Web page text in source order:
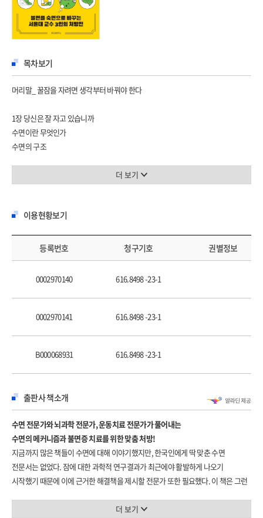
목차보기
머리말_ 꿀잠을 자려면 생각부터 바꿔야 한다
1장 당신은 잘 자고 있습니까
수면이란 무엇인가
수면의 구조
아침형 인간과 저녁형 인간
꿈은 어디에서 왔을까
우리는 왜 꿈을 꾸는가
낮잠은 누구에게나 필요한가
건강한 수면습관
수면제 이야기
2장 수면부족이 우리 뇌를 위협한다
수면부족이 우리 뇌에 미치는 영향
뇌의 청소를 담당하는 글림파틱 시스템
치매와 수면
파킨슨병과 수면
바이러스 혹은 만성피로증후군과 수면
음주와 수면
수면마취와 수면
우리 뇌를 지키는 수면 그리고 나의 선택
더 보기
이용현황보기
등록번호 청구기호 권별정보
0002970140 616.8498 -23-1
0002970141 616.8498 -23-1
B000068931 616.8498 -23-1
출판사 책소개
수면 전문가와 뇌과학 전문가, 운동치료 전문가가 풀어내는
수면의 메커니즘과 불면증 치료를 위한 맞춤 처방!
지금까지 많은 책들이 수면에 대해 이야기했지만, 한국인에게 딱 맞춘 수면
전문서는 없었다. 잠에 대한 과학적 연구결과가 최근에야 활발하게 나오기
시작했기 때문에 이에 근거한 해결책을 제시할 전문가 또한 필요했다. 이 책은 그런
뇌과학을 연구하는 최승홍 저자, 운동치료 전문가로서 구체적인 처방을 제시할
더 보기